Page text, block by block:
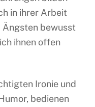
in ihrer Arbeit
bewusst
ihnen offen
Ironie und
bedienen